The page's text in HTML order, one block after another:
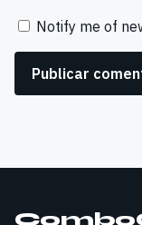
Notify me of